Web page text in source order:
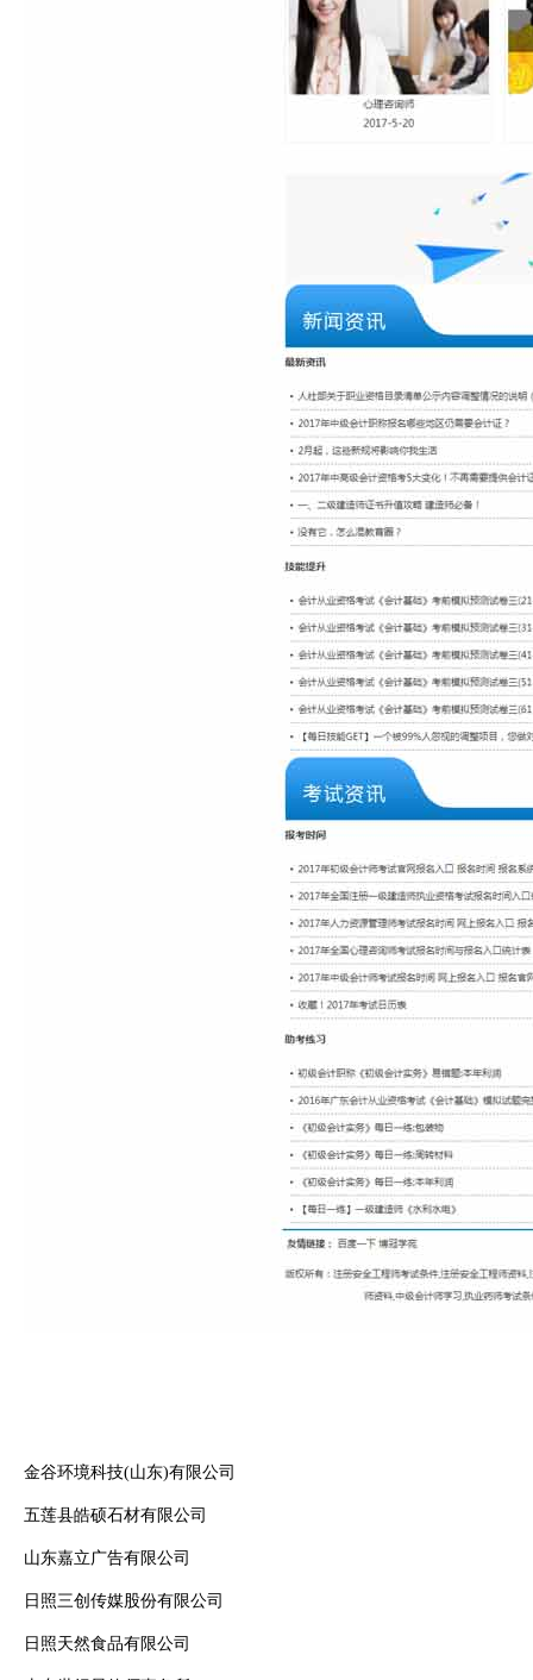
金谷环境科技(山东)有限公司
五莲县皓硕石材有限公司
山东嘉立广告有限公司
日照三创传媒股份有限公司
日照天然食品有限公司